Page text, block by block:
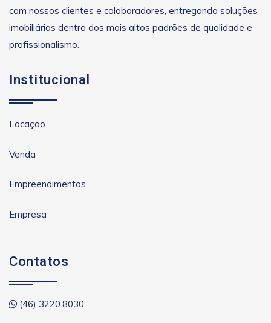
com nossos clientes e colaboradores, entregando soluções
imobiliárias dentro dos mais altos padrões de qualidade e
profissionalismo.
Institucional
Locação
Venda
Empreendimentos
Empresa
Contatos
(46) 3220.8030